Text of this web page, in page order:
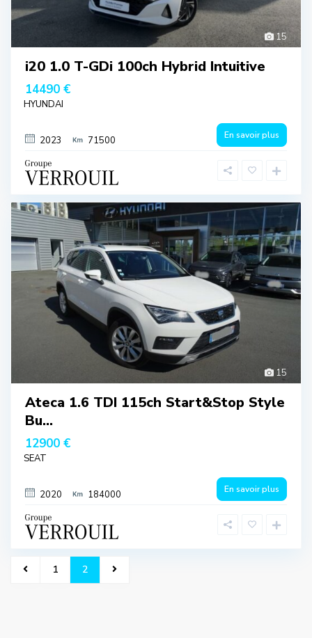
15
i20 1.0 T-GDi 100ch Hybrid Intuitive
14490 €
HYUNDAI
2023 71500 En savoir plus
15
Ateca 1.6 TDI 115ch Start&Stop Style
Bu...
12900 €
SEAT
2020 184000 En savoir plus
1 2